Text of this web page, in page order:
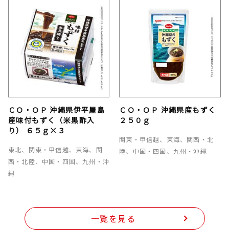
ＣＯ・ＯＰ 沖縄県伊平屋島
産味付もずく（米黒酢入
り） ６５ｇ×３
東北、関東・甲信越、東海、関
西・北陸、中国・四国、九州・沖
縄
ＣＯ・ＯＰ 沖縄県産もずく
２５０ｇ
関東・甲信越、東海、関西・北
陸、中国・四国、九州・沖縄
一覧を見る